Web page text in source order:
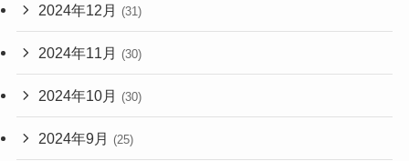
2024年12月 (31)
2024年11月 (30)
2024年10月 (30)
2024年9月 (25)